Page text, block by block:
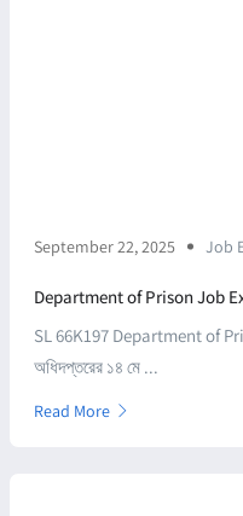
September 22, 2025 Job
Department of Prison Job
SL 66K197 Department of
অধিদপ্তরের ১৪ মে ...
Read More